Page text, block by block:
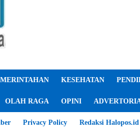
KESEHATAN
OLAH RAGA OPINI
Privacy Policy Redaksi Halopos.id